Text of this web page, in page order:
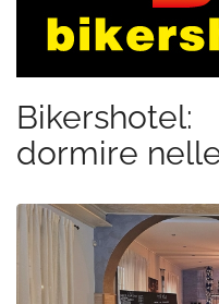
Bikershotel:
dormire